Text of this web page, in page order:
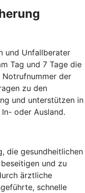
und Unfallberater
Tag und 7 Tage die
der
zu den
und unterstützen in
oder Ausland.
die gesundheitlichen
und zu
ärztliche
schnelle